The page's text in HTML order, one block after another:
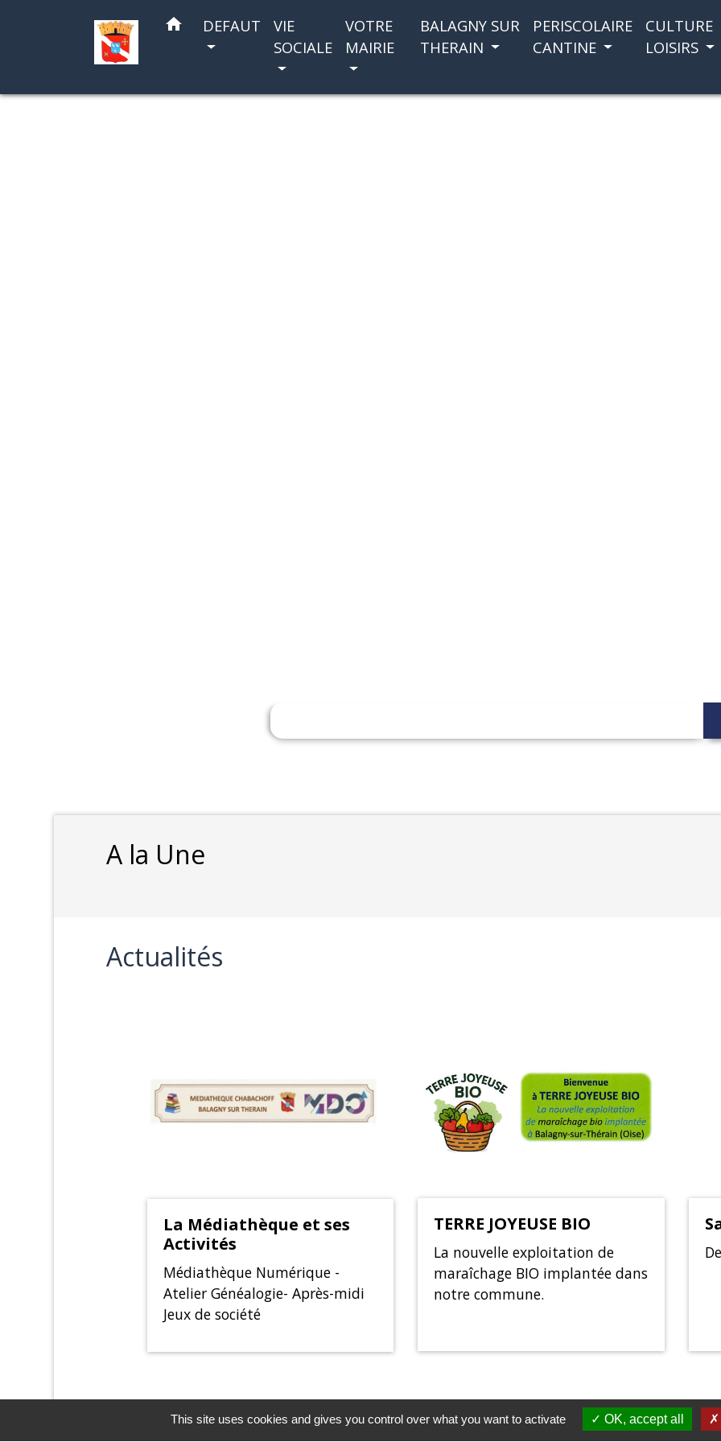
home DEFAUT
VIE
SOCIALE
VOTRE
MAIRIE
BALAGNY SUR
THERAIN
PERISCOLAIRE
CANTINE
CULTURE
LOISIRS
A la Une
Actualités
La Médiathèque et ses
Activités
Médiathèque Numérique -
Atelier Généalogie- Après-midi
Jeux de société
TERRE JOYEUSE BIO
La nouvelle exploitation de
maraîchage BIO implantée dans
notre commune.
This site uses cookies and gives you control over what you want to activate OK, accept all